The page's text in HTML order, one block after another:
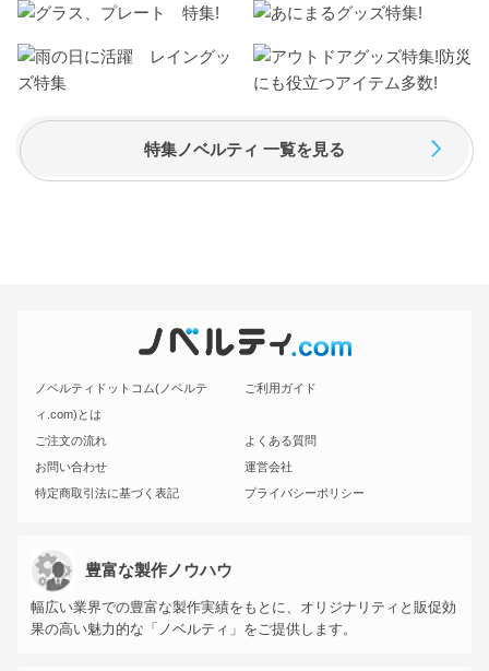
特集ノベルティ 一覧を見る
ノベルティドットコム(ノベルテ
ィ.com)とは
ご利用ガイド
ご注文の流れ
よくある質問
お問い合わせ
運営会社
特定商取引法に基づく表記
プライバシーポリシー
豊富な製作ノウハウ
幅広い業界での豊富な製作実績をもとに、オリジナリティと販促効
果の高い魅力的な「ノベルティ」をご提供します。